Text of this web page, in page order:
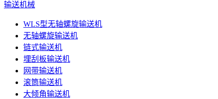
输送机械
WLS型无轴螺旋输送机
无轴螺旋输送机
链式输送机
埋刮板输送机
网带输送机
滚筒输送机
大倾角输送机